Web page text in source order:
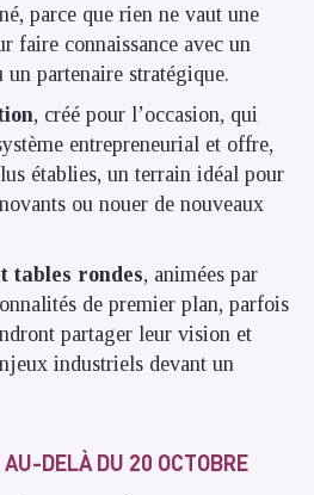
parce que rien ne vaut une
faire connaissance avec un
partenaire stratégique.
, créé pour l’occasion, qui
entrepreneurial et offre,
établies, un terrain idéal pour
ou nouer de nouveaux
tables rondes, animées par
de premier plan, parfois
partager leur vision et
industriels devant un
DELÀ DU 20 OCTOBRE